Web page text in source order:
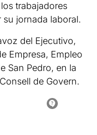
trabajadores
jornada laboral.
del Ejecutivo,
Empresa, Empleo
San Pedro, en la
de Govern.